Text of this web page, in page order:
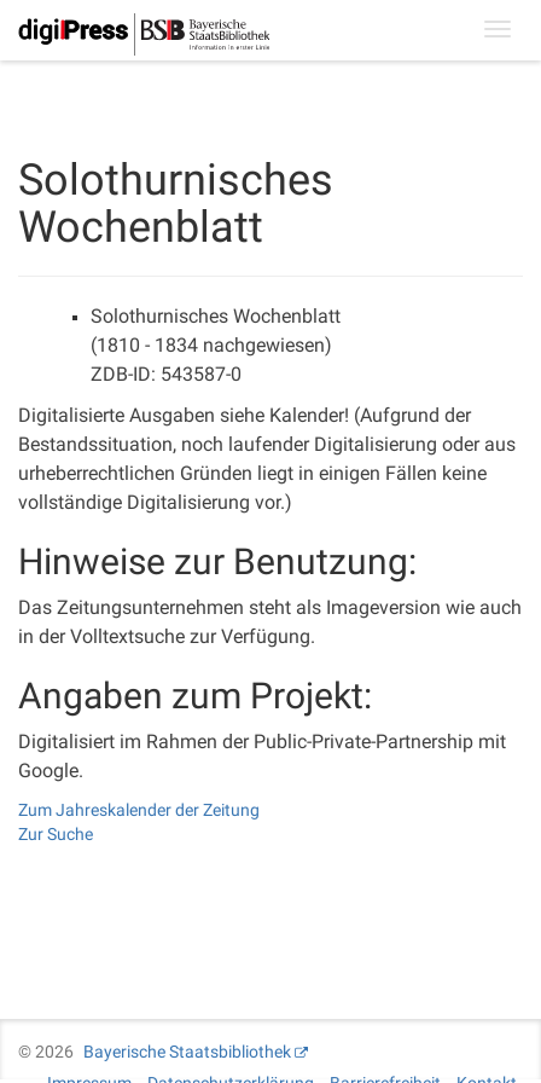
Solothurnisches
Wochenblatt
Solothurnisches Wochenblatt
(1810 - 1834 nachgewiesen)
ZDB-ID: 543587-0
Digitalisierte Ausgaben siehe Kalender! (Aufgrund der
Bestandssituation, noch laufender Digitalisierung oder aus
urheberrechtlichen Gründen liegt in einigen Fällen keine
vollständige Digitalisierung vor.)
Hinweise zur Benutzung:
Das Zeitungsunternehmen steht als Imageversion wie auch
in der Volltextsuche zur Verfügung.
Angaben zum Projekt:
Digitalisiert im Rahmen der Public-Private-Partnership mit
Google.
Zum Jahreskalender der Zeitung
Zur Suche
©2026
Bayerische Staatsbibliothek